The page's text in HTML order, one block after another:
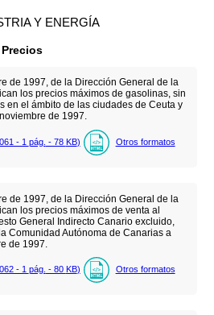
Y ENERGÍA
de 1997, de la Dirección General de la
los precios máximos de gasolinas, sin
en el ámbito de las ciudades de Ceuta y
de 1997.
- 1 pág. - 78 KB) Otros formatos
de 1997, de la Dirección General de la
los precios máximos de venta al
General Indirecto Canario excluido,
Comunidad Autónoma de Canarias a
de 1997.
- 1 pág. - 80 KB) Otros formatos